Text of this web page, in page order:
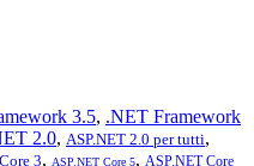
3.5, .NET Framework
2.0, ASP.NET 2.0 per tutti,
3, ASP.NET Core 5, ASP.NET Core